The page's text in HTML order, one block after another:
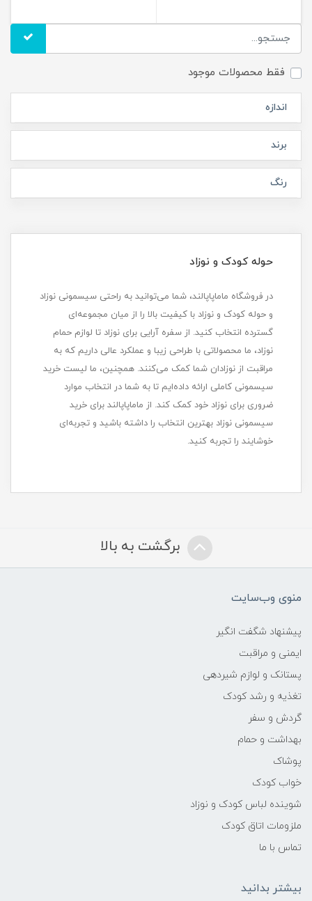
فقط محصولات موجود
اندازه
برند
رنگ
حوله کودک و نوزاد
در فروشگاه ماماپاپالند، شما می‌توانید به راحتی سیسمونی نوزاد
و حوله کودک و نوزاد با کیفیت بالا را از میان مجموعه‌ای
گسترده انتخاب کنید. از سفره آرایی برای نوزاد تا لوازم حمام
نوزاد، ما محصولاتی با طراحی زیبا و عملکرد عالی داریم که به
مراقبت از نوزادان شما کمک می‌کنند. همچنین، ما لیست خرید
سیسمونی کاملی ارائه داده‌ایم تا به شما در انتخاب موارد
ضروری برای نوزاد خود کمک کند. از ماماپاپالند برای خرید
سیسمونی نوزاد بهترین انتخاب را داشته باشید و تجربه‌ای
خوشایند را تجربه کنید.
برگشت به بالا
منوی وب‌سایت
پیشنهاد شگفت انگیر
ایمنی و مراقبت
پستانک و لوازم شیردهی
تغذیه و رشد کودک
گردش و سفر
بهداشت و حمام
پوشاک
خواب کودک
شوینده لباس کودک و نوزاد
ملزومات اتاق کودک
تماس با ما
بیشتر بدانید